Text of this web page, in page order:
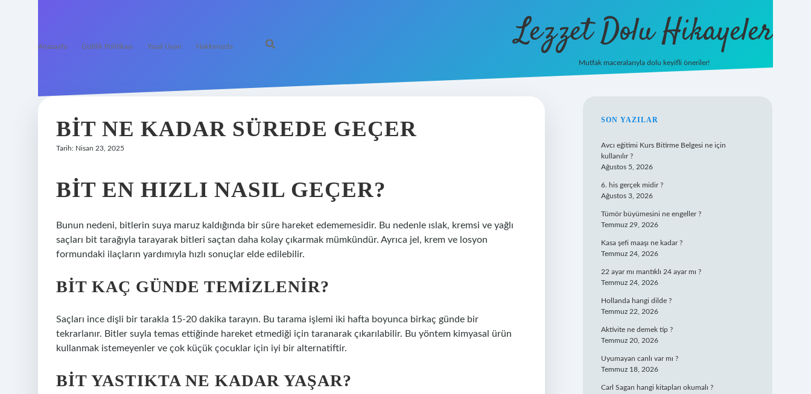
Anasayfa Gizlilik Politikası Yasal Uyarı Hakkımızda Lezzet Dolu Hikayeler
Mutfak maceralarıyla dolu keyifli öneriler!
BIT NE KADAR SÜREDE GEÇER
Tarih: Nisan 23, 2025
BIT EN HIZLI NASIL GEÇER?
Bunun nedeni, bitlerin suya maruz kaldığında bir süre hareket edememesidir. Bu nedenle ıslak, kremsi ve yağlı
saçları bit tarağıyla tarayarak bitleri saçtan daha kolay çıkarmak mümkündür. Ayrıca jel, krem ​​ve losyon
formundaki ilaçların yardımıyla hızlı sonuçlar elde edilebilir.
BIT KAÇ GÜNDE TEMIZLENIR?
Saçları ince dişli bir tarakla 15-20 dakika tarayın. Bu tarama işlemi iki hafta boyunca birkaç günde bir
tekrarlanır. Bitler suyla temas ettiğinde hareket etmediği için taranarak çıkarılabilir. Bu yöntem kimyasal ürün
kullanmak istemeyenler ve çok küçük çocuklar için iyi bir alternatiftir.
BIT YASTIKTA NE KADAR YAŞAR?
SIDEBAR
SON YAZILAR
Avcı eğitimi Kurs Bitirme Belgesi ne için
kullanılır ?
Ağustos 5, 2026
6. his gerçek midir ?
Ağustos 3, 2026
Tümör büyümesini ne engeller ?
Temmuz 29, 2026
Kasa şefi maaşı ne kadar ?
Temmuz 24, 2026
22 ayar mı mantıklı 24 ayar mı ?
Temmuz 24, 2026
Hollanda hangi dilde ?
Temmuz 22, 2026
Aktivite ne demek tip ?
Temmuz 20, 2026
Uyumayan canlı var mı ?
Temmuz 18, 2026
Carl Sagan hangi kitapları okumalı ?